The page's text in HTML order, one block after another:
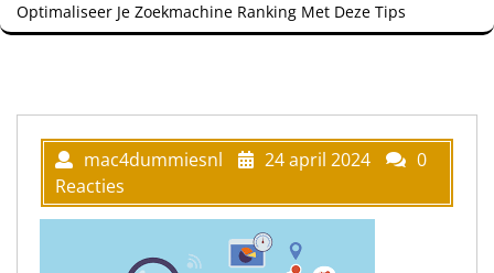
Optimaliseer Je Zoekmachine Ranking Met Deze Tips
mac4dummiesnl 24 april 2024
0
Reacties